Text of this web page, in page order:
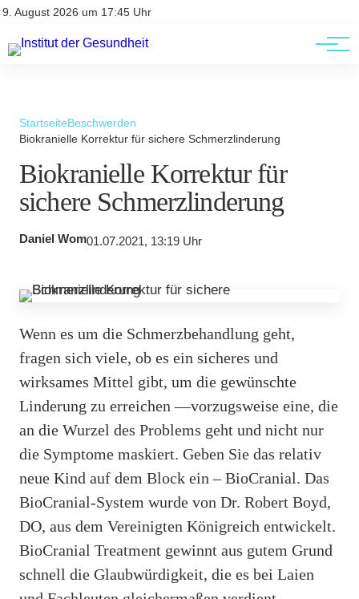
9. August 2026 um 17:45 Uhr
Kontakt
Kontakt
AGBs
StartseiteBeschwerden
Biokranielle Korrektur für sichere Schmerzlinderung
Biokranielle Korrektur für
sichere Schmerzlinderung
Daniel Wom01.07.2021, 13:19 Uhr
Wenn es um die Schmerzbehandlung geht,
fragen sich viele, ob es ein sicheres und
wirksames Mittel gibt, um die gewünschte
Linderung zu erreichen —vorzugsweise eine, die
an die Wurzel des Problems geht und nicht nur
die Symptome maskiert. Geben Sie das relativ
neue Kind auf dem Block ein – BioCranial. Das
BioCranial-System wurde von Dr. Robert Boyd,
DO, aus dem Vereinigten Königreich entwickelt.
BioCranial Treatment gewinnt aus gutem Grund
schnell die Glaubwürdigkeit, die es bei Laien